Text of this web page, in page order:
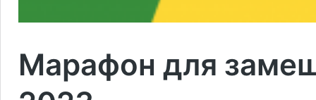
Марафон для